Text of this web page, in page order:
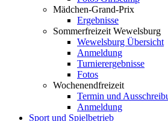
Mädchen-Grand-Prix
Ergebnisse
Sommerfreizeit Wewelsburg
Wewelsburg Übersicht
Anmeldung
Turnierergebnisse
Fotos
Wochenendfreizeit
Termin und
Anmeldung
Sport und Spielbetrieb